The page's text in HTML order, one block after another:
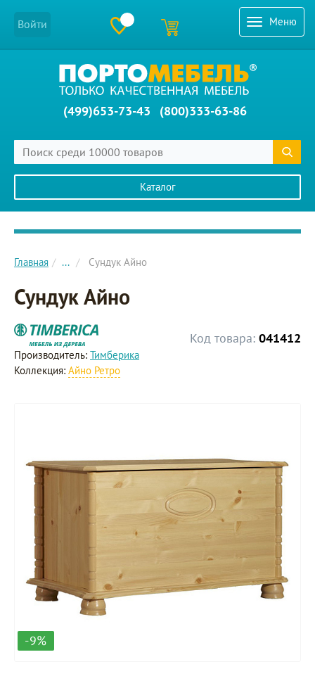
Меню
Войти
(499)653-73-43 (800)333-63-86
Каталог
Главное меню сайта
Главная ... Сундук Айно
Сундук Айно
Код товара: 041412
Производитель: Тимберика
Коллекция: Айно Ретро
-9%